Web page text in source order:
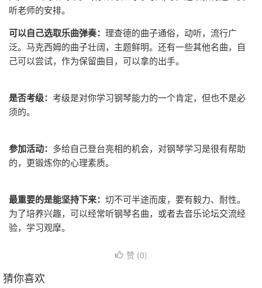
听老师的安排。
可以自己选取乐曲弹奏： 理查德的曲子通俗，动听，流行广
泛。马克西姆的曲子壮阔，主题鲜明。还有一些其他名曲，自
己可以尝试，作为保留曲目，可以拿的出手。
是否考级： 考级是对你学习钢琴能力的一个肯定，但也不是必
须的。
参加活动： 多给自己登台亮相的机会，对钢琴学习是很有帮助
的，更锻炼你的心理素质。
最重要的是能坚持下来： 切不可半途而废，要有毅力、耐性。
为了培养兴趣，可以经常听钢琴名曲，或者去音乐论坛交流经
验，学习观摩。
赞 (0)
猜你喜欢